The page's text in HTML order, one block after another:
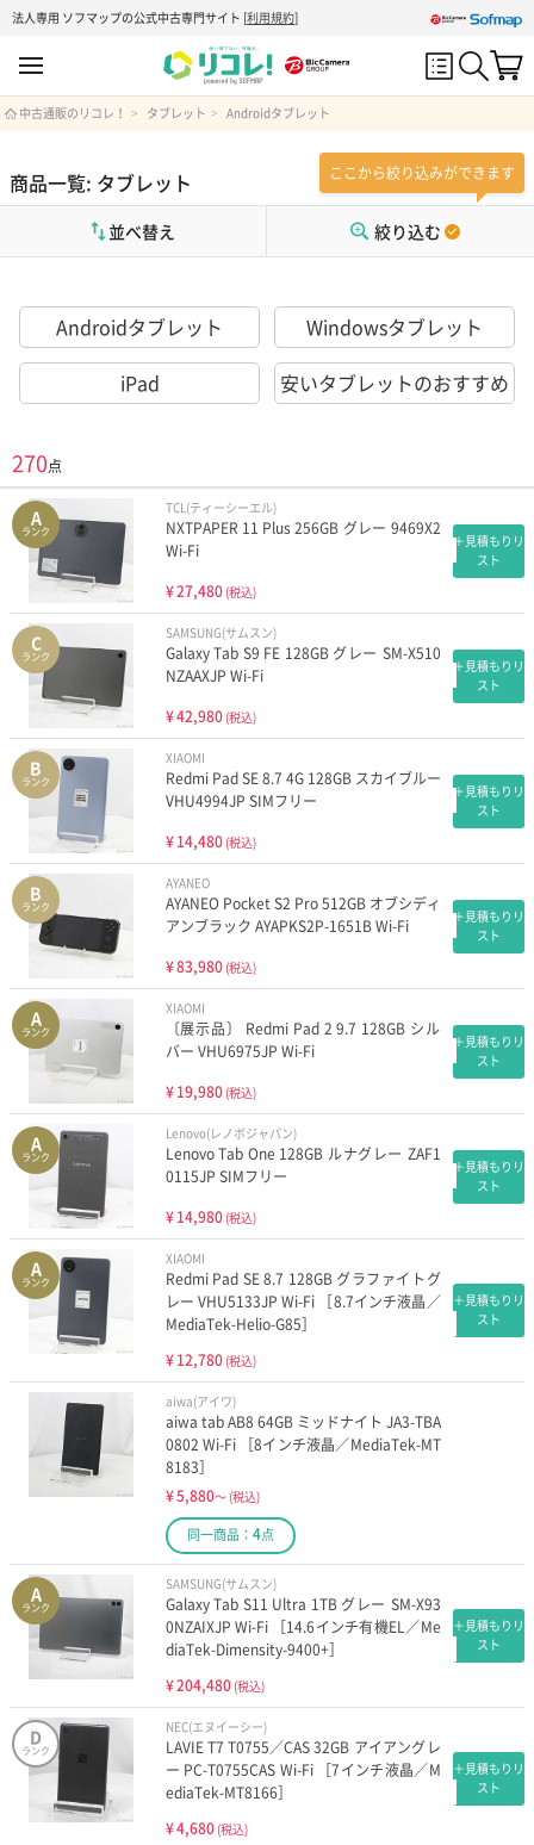
法人専用 ソフマップの公式中古専門サイト [利用規約]
中古通販のリコレ！ タブレット Androidタブレット
商品一覧: タブレット ここから絞り込みができます
絞り込む
並べ替え
Androidタブレット
Windowsタブレット
iPad
安いタブレットのおすすめ
270点
A
ランク
TCL(ティーシーエル)
NXTPAPER 11 Plus 256GB グレー 9469X2
Wi-Fi
¥27,480 (税込)
＋見積もりリ
スト
C
ランク
SAMSUNG(サムスン)
Galaxy Tab S9 FE 128GB グレー SM-X510
NZAAXJP Wi-Fi
¥42,980 (税込)
＋見積もりリ
スト
B
ランク
XIAOMI
Redmi Pad SE 8.7 4G 128GB スカイブルー
VHU4994JP SIMフリー
¥14,480 (税込)
＋見積もりリ
スト
B
ランク
AYANEO
AYANEO Pocket S2 Pro 512GB オブシディ
アンブラック AYAPKS2P-1651B Wi-Fi
¥83,980 (税込)
＋見積もりリ
スト
A
ランク
XIAOMI
〔展示品〕 Redmi Pad 2 9.7 128GB シル
バー VHU6975JP Wi-Fi
¥19,980 (税込)
＋見積もりリ
スト
A
ランク
Lenovo(レノボジャパン)
Lenovo Tab One 128GB ルナグレー ZAF1
0115JP SIMフリー
¥14,980 (税込)
＋見積もりリ
スト
A
ランク
XIAOMI
Redmi Pad SE 8.7 128GB グラファイトグ
レー VHU5133JP Wi-Fi ［8.7インチ液晶／
MediaTek-Helio-G85］
¥12,780 (税込)
＋見積もりリ
スト
aiwa(アイワ)
aiwa tab AB8 64GB ミッドナイト JA3-TBA
0802 Wi-Fi ［8インチ液晶／MediaTek-MT
8183］
¥5,880～ (税込)
同一商品： 4点
A
ランク
SAMSUNG(サムスン)
Galaxy Tab S11 Ultra 1TB グレー SM-X93
0NZAIXJP Wi-Fi ［14.6インチ有機EL／Me
diaTek-Dimensity-9400+］
¥204,480 (税込)
＋見積もりリ
スト
D
ランク
NEC(エヌイーシー)
LAVIE T7 T0755／CAS 32GB アイアングレ
ー PC-T0755CAS Wi-Fi ［7インチ液晶／M
ediaTek-MT8166］
¥4,680 (税込)
＋見積もりリ
スト